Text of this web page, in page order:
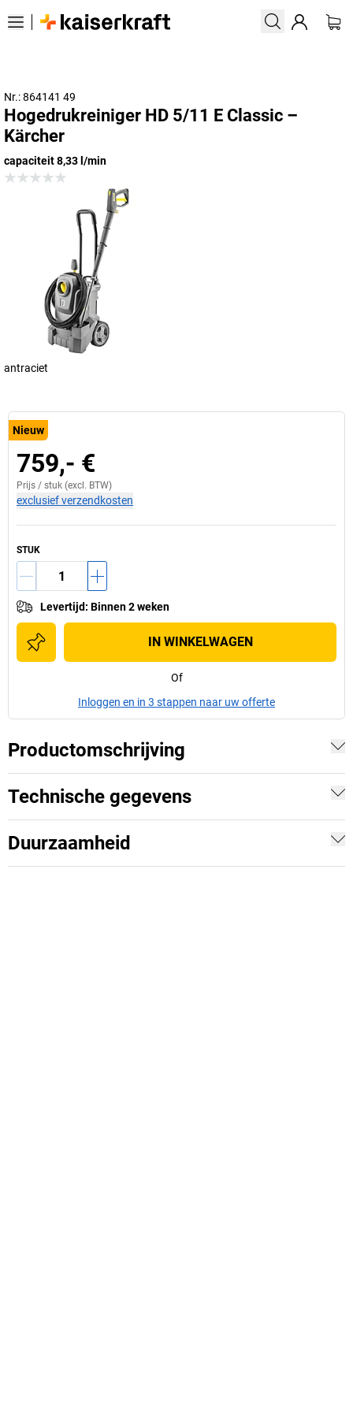
Nr.: 864141 49
Hogedrukreiniger HD 5/11 E Classic –
Kärcher
capaciteit 8,33 l/min
antraciet
Nieuw
759,- €
Prijs / stuk (excl. BTW)
exclusief verzendkosten
STUK
Levertijd: Binnen 2 weken
IN WINKELWAGEN
Of
Inloggen en in 3 stappen naar uw offerte
Productomschrijving
Technische gegevens
Duurzaamheid